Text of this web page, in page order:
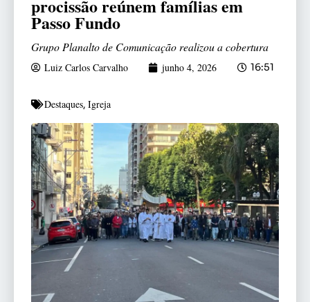
procissão reúnem famílias em
Passo Fundo
Grupo Planalto de Comunicação realizou a cobertura
Luiz Carlos Carvalho junho 4, 2026 16:51
Destaques, Igreja